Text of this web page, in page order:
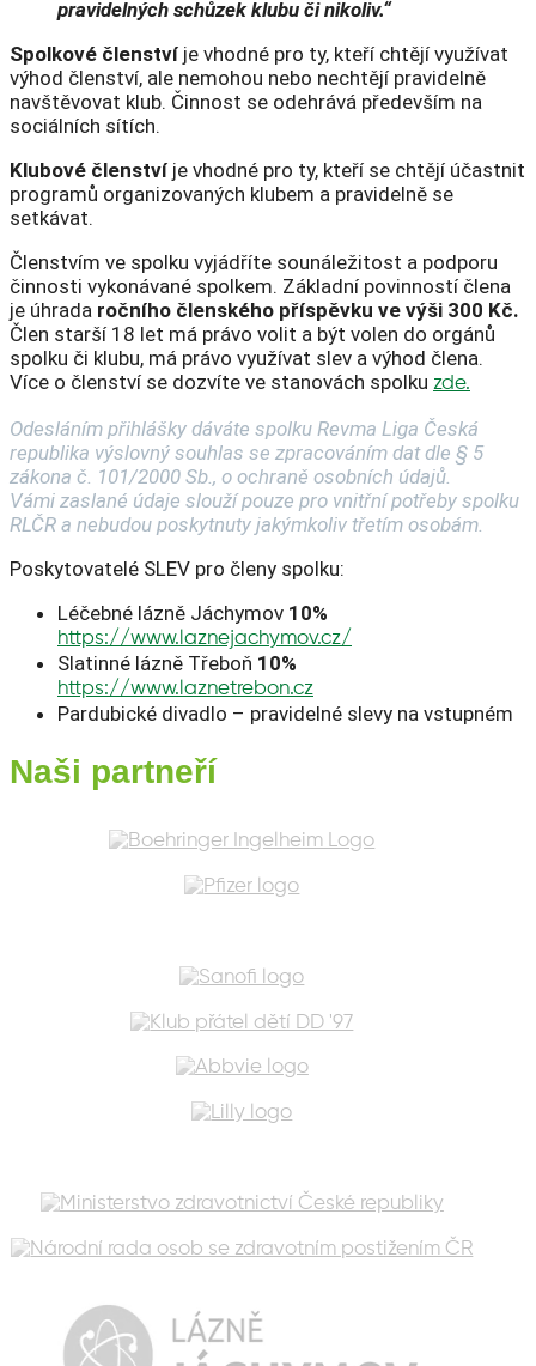
pravidelných schůzek klubu či nikoliv.“
Spolkové členství je vhodné pro ty, kteří chtějí využívat
výhod členství, ale nemohou nebo nechtějí pravidelně
navštěvovat klub. Činnost se odehrává především na
sociálních sítích.
Klubové členství je vhodné pro ty, kteří se chtějí účastnit
programů organizovaných klubem a pravidelně se
setkávat.
Členstvím ve spolku vyjádříte sounáležitost a podporu
činnosti vykonávané spolkem. Základní povinností člena
je úhrada ročního členského příspěvku ve výši 300 Kč.
Člen starší 18 let má právo volit a být volen do orgánů
spolku či klubu, má právo využívat slev a výhod člena.
Více o členství se dozvíte ve stanovách spolku zde.
Odesláním přihlášky dáváte spolku Revma Liga Česká
republika výslovný souhlas se zpracováním dat dle § 5
zákona č. 101/2000 Sb., o ochraně osobních údajů.
Vámi zaslané údaje slouží pouze pro vnitřní potřeby spolku
RLČR a nebudou poskytnuty jakýmkoliv třetím osobám.
Poskytovatelé SLEV pro členy spolku:
Léčebné lázně Jáchymov 10%
https://www.laznejachymov.cz/
Slatinné lázně Třeboň 10%
https://www.laznetrebon.cz
Pardubické divadlo – pravidelné slevy na vstupném
Naši partneří